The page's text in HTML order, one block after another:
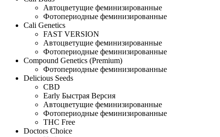
Автоцветущие феминизированные
Фотопериодные феминизированные
Cali Genetics
FAST VERSION
Автоцветущие феминизированные
Фотопериодные феминизированные
Compound Genetics (Premium)
Фотопериодные феминизированные
Delicious Seeds
CBD
Early Быстрая Версия
Автоцветущие феминизированные
Фотопериодные феминизированные
THC Free
Doctors Choice